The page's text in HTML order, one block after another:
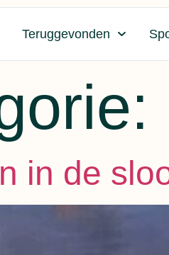
Teruggevonden
in de